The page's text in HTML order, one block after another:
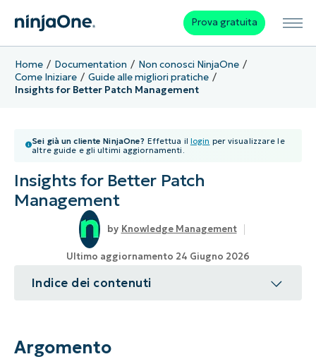
Prova gratuita
Home Documentation
Non conosci NinjaOne
Come Iniziare
Guide alle migliori pratiche
Insights for Better Patch Management
Sei già un cliente NinjaOne? Effettua il login per visualizzare le
altre guide e gli ultimi aggiornamenti.
Insights for Better Patch
Management
Knowledge Management
Ultimo aggiornamento 24 Giugno 2026
Indice dei contenuti
Ambiente
Argomento